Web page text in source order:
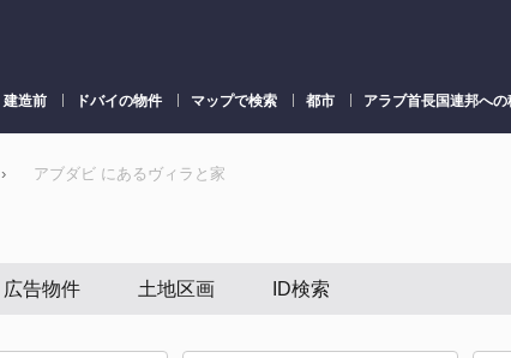
建造前 ドバイの物件 マップで検索 都市 アラブ首長国連邦への
› アブダビ にあるヴィラと家
広告物件 土地区画 ID検索